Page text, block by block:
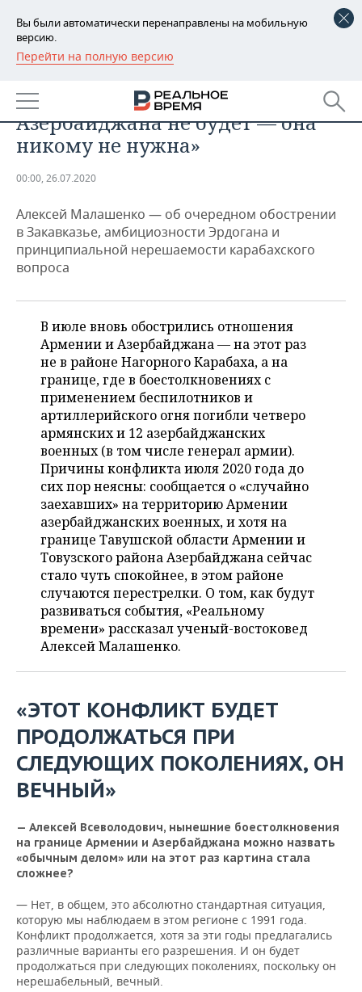
Вы были автоматически перенаправлены на мобильную
версию.
Перейти на полную версию
РЕГИОНЫ
БАШКОРТОСТАН
ТАТАРСТАН
НОВОСТИ
АНАЛИТИКА
ДЕКЛАРАЦИИ О ДОХОДАХ
КОРОЛИ ГОСЗАКАЗА ПФО
ВУЗЫ ТАТАРСТАНА
КОМУ ПРИНАДЛЕЖАТ
ТОРГОВЫЕ ЦЕНТРЫ
ТАТАРСТАНА
НОВОСТИ ЭКОНОМИКИ
ФИНАНСЫ
БАНКИ
БЮДЖЕТ
ИНВЕСТИЦИИ
ПРОМЫШЛЕННОСТЬ
НОВОСТИ
ПРОМЫШЛЕННОСТИ
МАШИНОСТРОЕНИЕ
НЕФТЕХИМИЯ
НЕФТЬ
ОПК
ЭНЕРГЕТИКА
НЕДВИЖИМОСТЬ
НОВОСТИ НЕДВИЖИМОСТИ
НОВОСТИ АВТО
БИЗНЕС
НОВОСТИ БИЗНЕСА
РОЗНИЧНАЯ ТОРГОВЛЯ
ТРАНСПОРТ
УСЛУГИ
ТЕХНОЛОГИИ
НОВОСТИ ТЕХНОЛОГИЙ
МЕДИА
ТЕЛЕКОММУНИКАЦИИ
МЕРОПРИЯТИЯ
НОВОСТИ МЕРОПРИЯТИЙ
ВЫЕЗДНАЯ РЕДАКЦИЯ
БИЗНЕС-БРАНЧИ
ONLINE-КОНФЕРЕНЦИИ
ОТКРЫТАЯ ЛЕКЦИЯ
СПОРТ
НОВОСТИ СПОРТА
ФУТБОЛ
ХОККЕЙ
БАСКЕТБОЛ
ВОЛЕЙБОЛ
КИБЕРСПОРТ
ВОДНЫЕ ВИДЫ СПОРТА
ХОККЕЙ С МЯЧОМ
ОБЩЕСТВО
НОВОСТИ ОБЩЕСТВА
ВЛАСТЬ
ИНФРАСТРУКТУРА
ИСТОРИЯ
КУЛЬТУРА
ОБРАЗОВАНИЕ
ПРОИСШЕСТВИЯ
ФОТОГАЛЕРЕЯ
СЮЖЕТЫ
СПРАВОЧНИК
СПИСОК ПЕРСОН
СПИСОК КОМПАНИЙ
ПОЛНАЯ ВЕРСИЯ
«Большой войны Армении и
Азербайджана не будет — она
никому не нужна»
00:00, 26.07.2020
Алексей Малашенко — об очередном обострении
в Закавказье, амбициозности Эрдогана и
принципиальной нерешаемости карабахского
вопроса
В июле вновь обострились отношения
Армении и Азербайджана — на этот раз
не в районе Нагорного Карабаха, а на
границе, где в боестолкновениях с
применением беспилотников и
артиллерийского огня погибли четверо
армянских и 12 азербайджанских
военных (в том числе генерал армии).
Причины конфликта июля 2020 года до
сих пор неясны: сообщается о «случайно
заехавших» на территорию Армении
азербайджанских военных, и хотя на
границе Тавушской области Армении и
Товузского района Азербайджана сейчас
стало чуть спокойнее, в этом районе
случаются перестрелки. О том, как будут
развиваться события, «Реальному
времени» рассказал ученый-востоковед
Алексей Малашенко.
«ЭТОТ КОНФЛИКТ БУДЕТ
ПРОДОЛЖАТЬСЯ ПРИ
СЛЕДУЮЩИХ ПОКОЛЕНИЯХ, ОН
ВЕЧНЫЙ»
— Алексей Всеволодович, нынешние боестолкновения
на границе Армении и Азербайджана можно назвать
«обычным делом» или на этот раз картина стала
сложнее?
— Нет, в общем, это абсолютно стандартная ситуация,
которую мы наблюдаем в этом регионе с 1991 года.
Конфликт продолжается, хотя за эти годы предлагались
различные варианты его разрешения. И он будет
продолжаться при следующих поколениях, поскольку он
нерешабельный, вечный.